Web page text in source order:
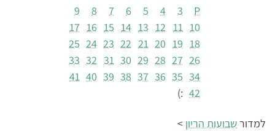
P
3
4
5
6
7
8
9
10
11
12
13
14
15
16
17
18
19
20
21
22
23
24
25
26
27
28
29
30
31
32
33
34
35
36
37
38
39
40
41
42
:)
למדורשבועות הריון >